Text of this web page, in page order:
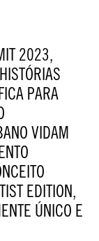
2023,
PARA
VIDAM
EDITION,
ÚNICO E